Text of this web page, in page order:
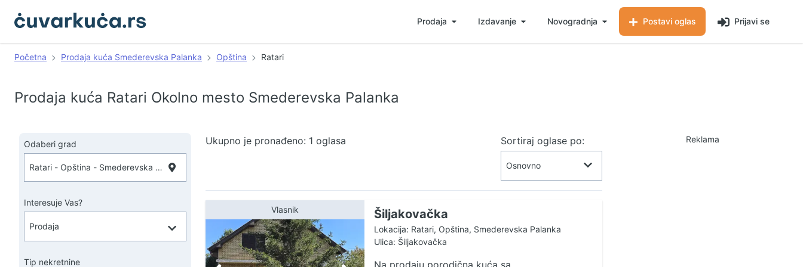
Prodaja Izdavanje Novogradnja Postavi oglas Prijavi se
Početna Prodaja kuća Smederevska Palanka Opština Ratari
Prodaja kuća Ratari Okolno mesto Smederevska Palanka
Odaberi grad
Interesuje Vas?
Tip nekretnine
Ukupno je pronađeno: 1 oglasa Sortiraj oglase po:
Vlasnik Šiljakovačka
Lokacija: Ratari, Opština, Smederevska Palanka
Ulica: Šiljakovačka
Na prodaju porodična kuća sa
Reklama